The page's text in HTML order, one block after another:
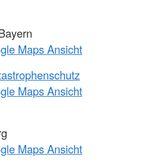
Maps Ansicht
Maps Ansicht
Maps Ansicht